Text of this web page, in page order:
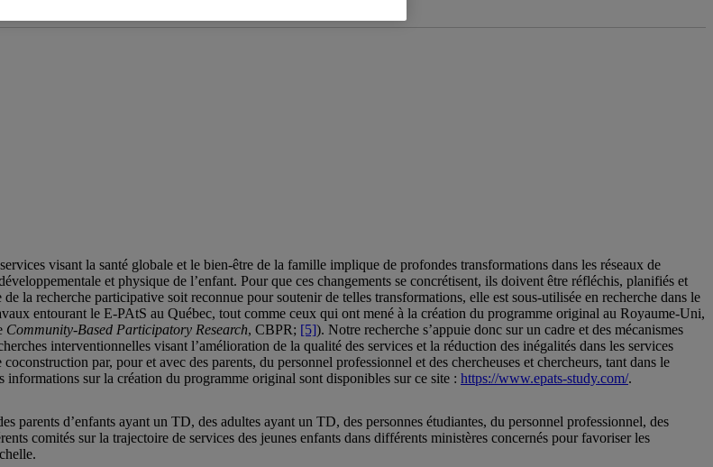
visant la santé globale et le bien-être de la famille implique de profondes transformations dans les réseaux de
et physique de l’enfant. Pour que ces changements se concrétisent, ils doivent être réfléchis, planifiés et
la recherche participative soit reconnue pour soutenir de telles transformations, elle est sous-utilisée en recherche dans le
entourant le E-PAtS au Québec, tout comme ceux qui ont mené à la création du programme original au Royaume-Uni,
Community-Based Participatory Research, CBPR; [5]). Notre recherche s’appuie donc sur un cadre et des mécanismes
interventionnelles visant l’amélioration de la qualité des services et la réduction des inégalités dans les services
par, pour et avec des parents, du personnel professionnel et des chercheuses et chercheurs, tant dans le
sur la création du programme original sont disponibles sur ce site : https://www.epats-study.com/.
parents d’enfants ayant un TD, des adultes ayant un TD, des personnes étudiantes, du personnel professionnel, des
comités sur la trajectoire de services des jeunes enfants dans différents ministères concernés pour favoriser les